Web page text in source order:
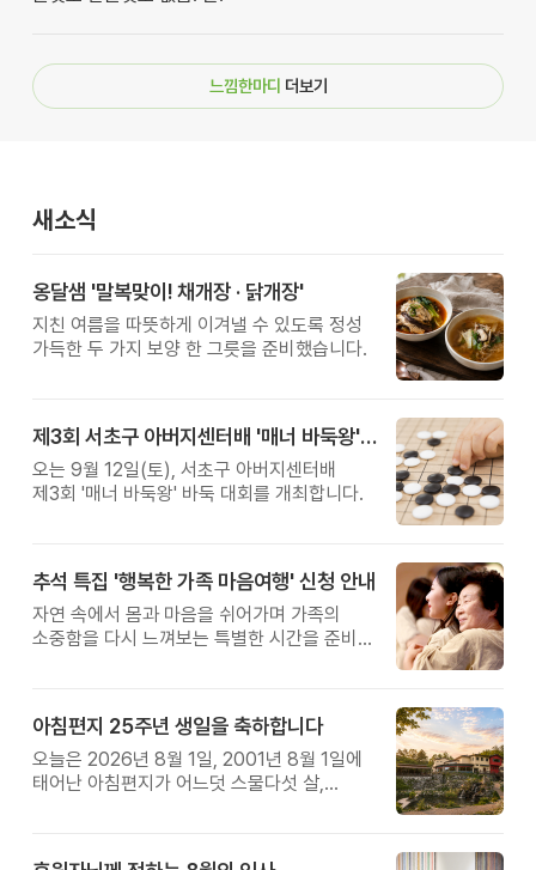
느낌한마디 더보기
새소식
옹달샘 '말복맞이! 채개장 · 닭개장'
지친 여름을 따뜻하게 이겨낼 수 있도록 정성
가득한 두 가지 보양 한 그릇을 준비했습니다.
제3회 서초구 아버지센터배 '매너 바둑왕' 대회
오는 9월 12일(토), 서초구 아버지센터배
제3회 '매너 바둑왕' 바둑 대회를 개최합니다.
추석 특집 '행복한 가족 마음여행' 신청 안내
자연 속에서 몸과 마음을 쉬어가며 가족의
소중함을 다시 느껴보는 특별한 시간을 준비해
아침편지 25주년 생일을 축하합니다
오늘은 2026년 8월 1일, 2001년 8월 1일에
태어난 아침편지가 어느덧 스물다섯 살,